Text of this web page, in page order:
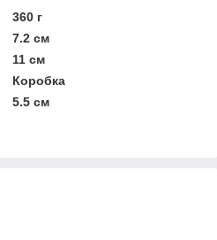
360 г
7.2 см
11 см
Коробка
5.5 см